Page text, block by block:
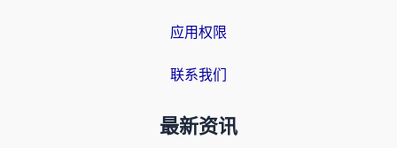
应用权限
联系我们
最新资讯